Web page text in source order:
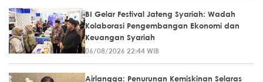
BI Gelar Festival Jateng Syariah: Wadah
Kolaborasi Pengembangan Ekonomi dan
Keuangan Syariah
06/08/2026 22:44 WIB
Airlangga: Penurunan Kemiskinan Selaras